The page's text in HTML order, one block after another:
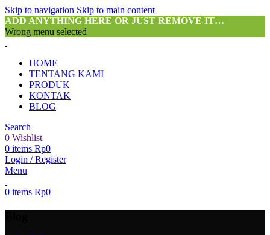
Skip to navigation Skip to main content
ADD ANYTHING HERE OR JUST REMOVE IT…
Wrong menu selected
HOME
TENTANG KAMI
PRODUK
KONTAK
BLOG
Search
0 Wishlist
0 items Rp0
Login / Register
Menu
0 items Rp0